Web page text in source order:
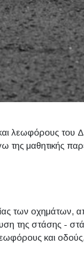
λεωφόρους του
της μαθητικής
των οχημάτων,
της στάσης -
και